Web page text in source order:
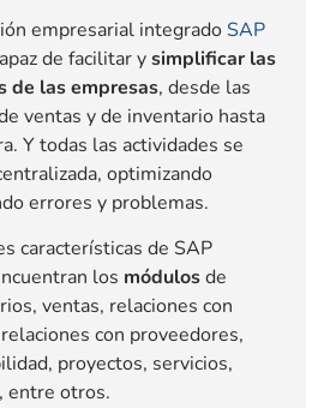
empresarial integradoSAP
de facilitar ysimplificar las
de las empresas, desde las
ventas y de inventario hasta
Y todas las actividades se
optimizando
errores y problemas.
características de SAP
los módulosde
ventas, relaciones con
con proveedores,
proyectos, servicios,
entre otros.